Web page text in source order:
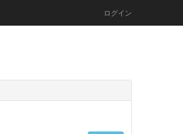
ログイン